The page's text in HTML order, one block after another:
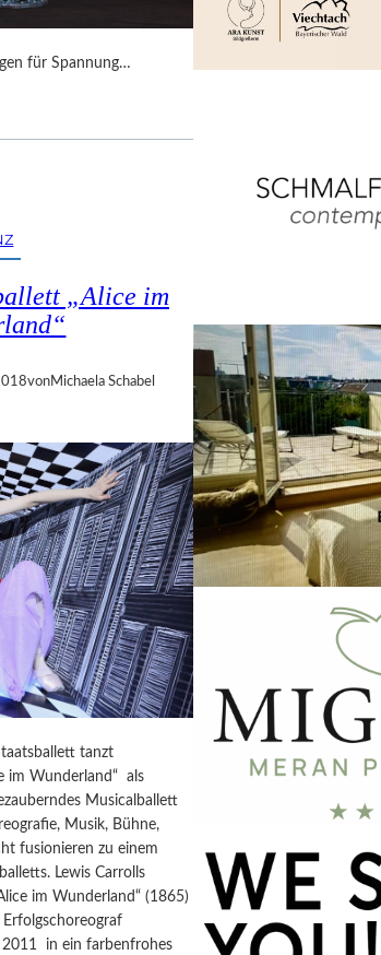
für Spannung…
„Alice im
vonMichaela Schabel
tanzt
im Wunderland“ als
Musicalballett
Musik, Bühne,
fusionieren zu einem
Lewis Carrolls
im Wunderland“ (1865)
in ein farbenfrohes